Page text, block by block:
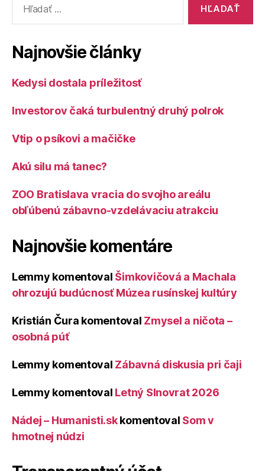
Najnovšie články
Kedysi dostala príležitosť
Investorov čaká turbulentný druhý polrok
Vtip o psíkovi a mačičke
Akú silu má tanec?
ZOO Bratislava vracia do svojho areálu
obľúbenú zábavno-vzdelávaciu atrakciu
Najnovšie komentáre
Lemmy komentoval Šimkovičová a Machala
ohrozujú budúcnosť Múzea rusínskej kultúry
Kristián Čura komentoval Zmysel a ničota –
osobná púť
Lemmy komentoval Zábavná diskusia pri čaji
Lemmy komentoval Letný Slnovrat 2026
Nádej – Humanisti.skkomentoval Som v
hmotnej núdzi